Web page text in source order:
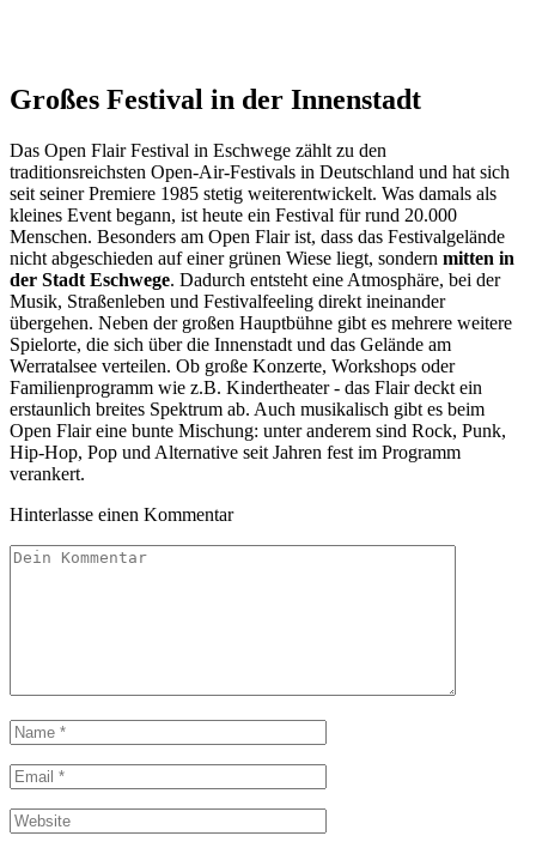
Großes Festival in der Innenstadt
Das Open Flair Festival in Eschwege zählt zu den
traditionsreichsten Open-Air-Festivals in Deutschland und hat sich
seit seiner Premiere 1985 stetig weiterentwickelt. Was damals als
kleines Event begann, ist heute ein Festival für rund 20.000
Menschen. Besonders am Open Flair ist, dass das Festivalgelände
nicht abgeschieden auf einer grünen Wiese liegt, sondern mitten in
der Stadt Eschwege. Dadurch entsteht eine Atmosphäre, bei der
Musik, Straßenleben und Festivalfeeling direkt ineinander
übergehen. Neben der großen Hauptbühne gibt es mehrere weitere
Spielorte, die sich über die Innenstadt und das Gelände am
Werratalsee verteilen. Ob große Konzerte, Workshops oder
Familienprogramm wie z.B. Kindertheater - das Flair deckt ein
erstaunlich breites Spektrum ab. Auch musikalisch gibt es beim
Open Flair eine bunte Mischung: unter anderem sind Rock, Punk,
Hip-Hop, Pop und Alternative seit Jahren fest im Programm
verankert.
Hinterlasse einen Kommentar